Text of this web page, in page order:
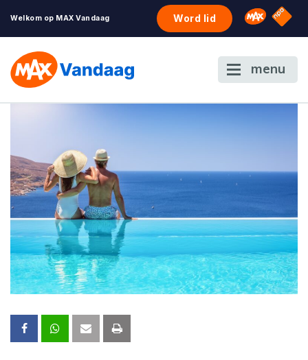
Welkom op MAX Vandaag Word lid Omroep
NPO
menu